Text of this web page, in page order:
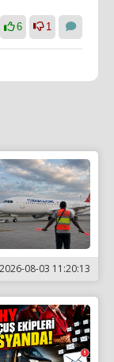
6 1
2026-08-03 11:20:13